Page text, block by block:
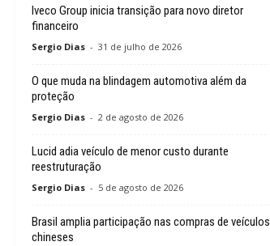
Iveco Group inicia transição para novo diretor
financeiro
Sergio Dias - 31 de julho de 2026
O que muda na blindagem automotiva além da
proteção
Sergio Dias - 2 de agosto de 2026
Lucid adia veículo de menor custo durante
reestruturação
Sergio Dias - 5 de agosto de 2026
Brasil amplia participação nas compras de veículos
chineses